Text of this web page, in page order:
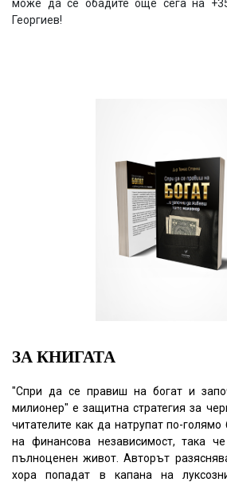
може да се обадите още сега на
Георгиев!
ЗА КНИГАТА
"Спри да се правиш на богат и
милионер" е защитна стратегия за
читателите как да натрупат по-голямо
на финансова независимост, така
пълноценен живот. Авторът
хора попадат в капана на